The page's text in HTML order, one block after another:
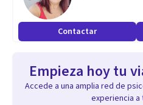
Contactar
Empieza hoy tu
Accede a una amplia red de
experiencia a